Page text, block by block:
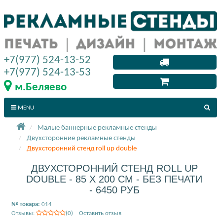
Малые баннерные рекламные стенды
Двухсторонние рекламные стенды
Двухсторонний стенд roll up double
ДВУХСТОРОННИЙ СТЕНД ROLL UP
DOUBLE - 85 X 200 СМ - БЕЗ ПЕЧАТИ
- 6450 РУБ
№ товара: 014
Отзывы:
(0) Оставить отзыв
+7(977) 524-13-52
+7(977) 524-13-53
м.Беляево
MENU